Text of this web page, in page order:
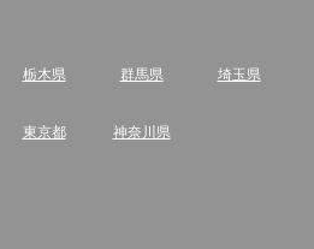
栃木県 群馬県 埼玉県
東京都 神奈川県